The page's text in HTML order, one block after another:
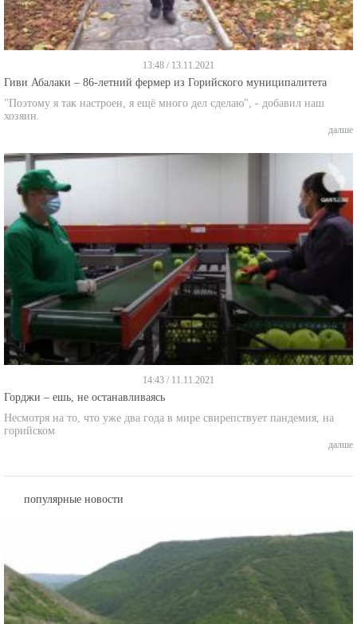
13:48 / 13.11.2021
Гиви Абалаки – 86-летний фермер из Горийского муниципалитета
"Поэтому я так настроен, я ещё много дел сделаю", - добавил наш
хозяин.
далше
14:43 / 11.11.2021
Горджи – ешь, не останавливаясь
Несмотря на то, что уже два года в мире свирепствует пандемия, на
горийском
далше
популярные новости